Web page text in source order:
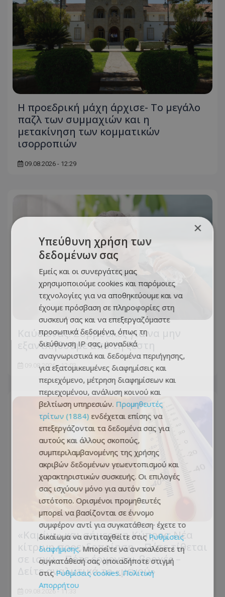
Η προεδρική μάχη άρχισε- Το μεγάλο
παζλ των συμμαχιών και η
μετακίνηση των κομματικών
ισορροπιών
09.08.2026 - 12:29
Kαύσωνας: Συμβουλές για να μην
εξαντληθούμε από τη ζέστη
09.08.2026 - 12:03
«Καμίνι» και σήμερα η Κύπρος: Νέα
κίτρινη προειδοποίηση – Πότε τίθεται
σε ισχύ – Πότε έρχονται βροχές –
Δείτε αναλυτικά το «μενού»
09.08.2026 - 11:33
×
Υπεύθυνη χρήση των
δεδομένων σας
Εμείς και οι συνεργάτες μας
χρησιμοποιούμε cookies και παρόμοιες
τεχνολογίες για να αποθηκεύουμε και να
έχουμε πρόσβαση σε πληροφορίες στη
συσκευή σας και να επεξεργαζόμαστε
προσωπικά δεδομένα, όπως τη
διεύθυνση IP σας, μοναδικά
αναγνωριστικά και δεδομένα περιήγησης,
για εξατομικευμένες διαφημίσεις και
περιεχόμενο, μέτρηση διαφημίσεων και
περιεχομένου, ανάλυση κοινού και
βελτίωση υπηρεσιών. Προμηθευτές
τρίτων (1884) ενδέχεται επίσης να
επεξεργάζονται τα δεδομένα σας για
αυτούς και άλλους σκοπούς,
συμπεριλαμβανομένης της χρήσης
ακριβών δεδομένων γεωεντοπισμού και
χαρακτηριστικών συσκευής. Οι επιλογές
σας ισχύουν μόνο για αυτόν τον
ιστότοπο. Ορισμένοι προμηθευτές
μπορεί να βασίζονται σε έννομο
συμφέρον αντί για συγκατάθεση· έχετε το
δικαίωμα να αντιταχθείτε στις Ρυθμίσεις
διαφήμισης. Μπορείτε να ανακαλέσετε τη
συγκατάθεσή σας οποιαδήποτε στιγμή
στις Ρυθμίσεις cookies. Πολιτική
Απορρήτου